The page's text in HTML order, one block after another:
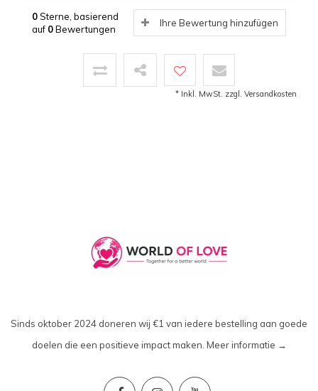
0Sterne, basierend
auf 0Bewertungen
Ihre Bewertung hinzufügen
* Inkl. MwSt. zzgl. Versandkosten
Sinds oktober 2024 doneren wij €1 van iedere bestelling aan goede
doelen die een positieve impact maken. Meer informatie →